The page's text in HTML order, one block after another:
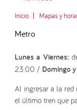
Inicio Mapas y
Metro
Lunes a Viernes:
23:00 / Domingo
Al ingresar a la
el último tren que